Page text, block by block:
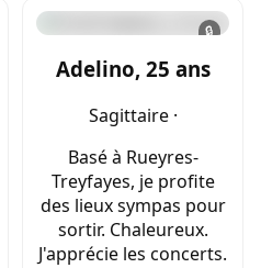
🔒
Adelino, 25 ans
Sagittaire ·
Basé à Rueyres-
Treyfayes, je profite
des lieux sympas pour
sortir. Chaleureux.
J'apprécie les concerts.